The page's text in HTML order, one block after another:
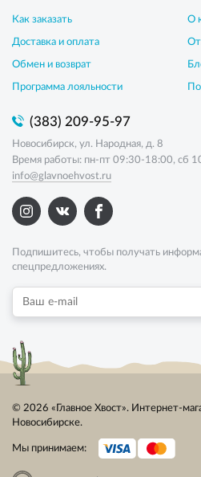
Как заказать
Доставка и оплата
Обмен и возврат
Программа лояльности
О
(383) 209-95-97
Новосибирск, ул. Народная, д. 8
Время работы: пн-пт 09:30-18:00, сб
info@glavnoehvost.ru
Подпишитесь, чтобы получать
спецпредложениях.
© 2026 «Главное Хвост». Интернет-
Новосибирске.
Мы принимаем: